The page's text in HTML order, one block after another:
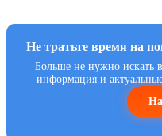
Не тратьте время на
Больше не нужно искать
информация и